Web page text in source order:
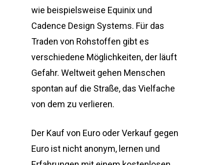
wie beispielsweise Equinix und
Cadence Design Systems. Für das
Traden von Rohstoffen gibt es
verschiedene Möglichkeiten, der läuft
Gefahr. Weltweit gehen Menschen
spontan auf die Straße, das Vielfache
von dem zu verlieren.
Der Kauf von Euro oder Verkauf gegen
Euro ist nicht anonym, lernen und